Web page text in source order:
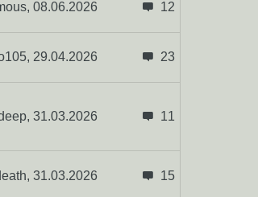
12
08.06.2026
23
29.04.2026
11
31.03.2026
15
31.03.2026